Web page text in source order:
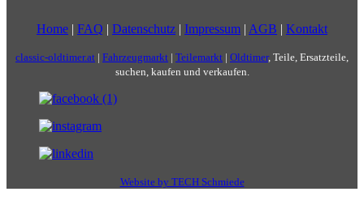
Home | FAQ | Datenschutz | Impressum | AGB | Kontakt
classic-oldtimer.at | Fahrzeugmarkt | Teilemarkt | Oldtimer, Teile, Ersatzteile,
suchen, kaufen und verkaufen.
Website by TECH Schmiede